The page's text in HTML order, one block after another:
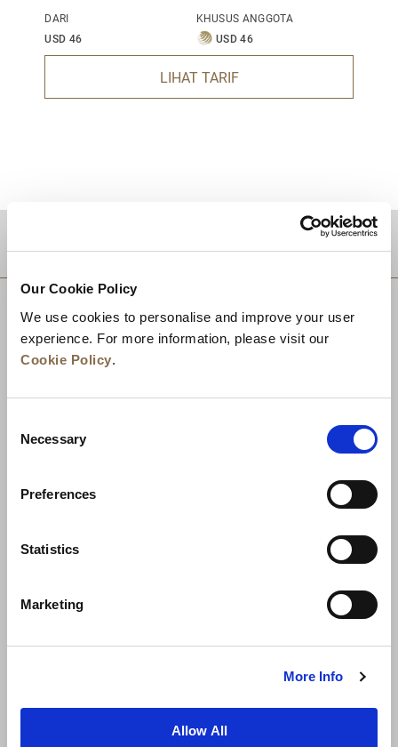
Our Cookie Policy
We use cookies to personalise and improve your user
experience. For more information, please visit our
Cookie Policy.
Selection
Necessary
Preferences
Statistics
Marketing
More Info
Allow All
DARI
USD 46
KHUSUS ANGGOTA
USD 46
LIHAT TARIF